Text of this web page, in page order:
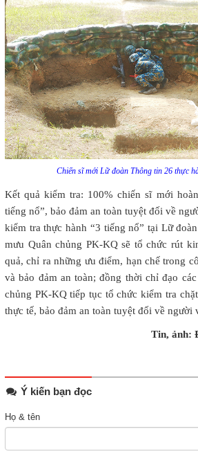
Chiến sĩ mới Lữ đoàn Thông tin 26 thực
Kết quả kiểm tra: 100% chiến sĩ mới
tiếng nổ”, bảo đảm an toàn tuyệt đối về
kiểm tra thực hành “3 tiếng nổ” tại Lữ
mưu Quân chủng PK-KQ sẽ tổ chức rút
quả, chỉ ra những ưu điểm, hạn chế trong
và bảo đảm an toàn; đồng thời chỉ đạo
chủng PK-KQ tiếp tục tổ chức kiểm tra
thực tế, bảo đảm an toàn tuyệt đối về người
Tin, ảnh:
Ý kiến bạn đọc
Họ & tên